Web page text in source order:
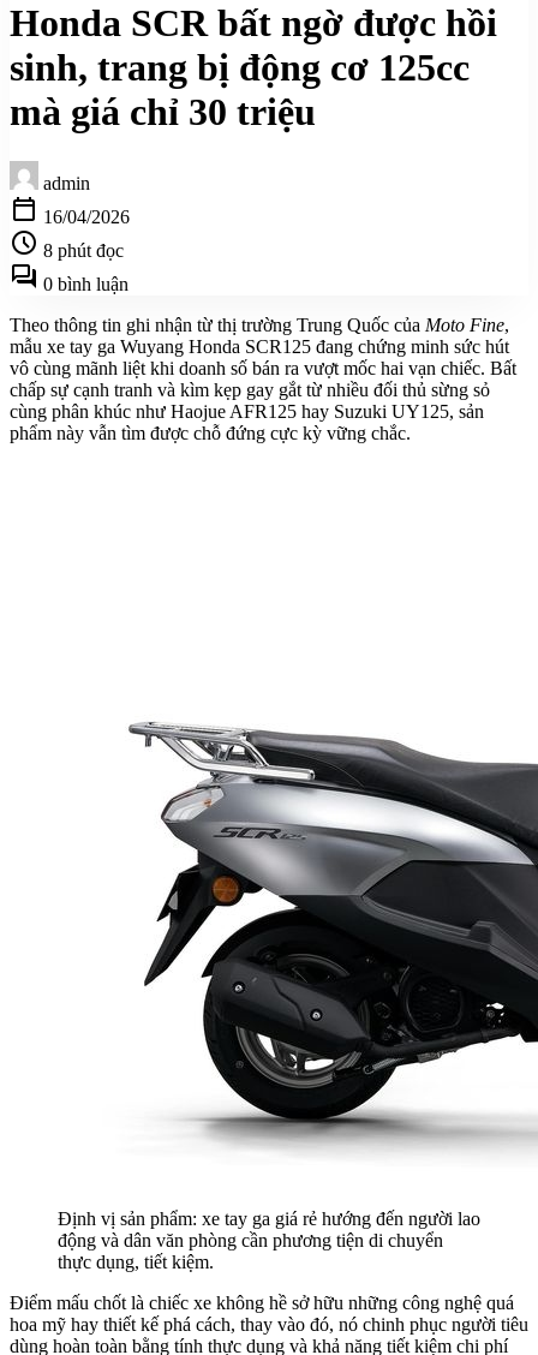
Honda SCR bất ngờ được hồi
sinh, trang bị động cơ 125cc
mà giá chỉ 30 triệu
admin
calendar_today 16/04/2026
schedule 8 phút đọc
forum 0 bình luận
Theo thông tin ghi nhận từ thị trường Trung Quốc của Moto Fine,
mẫu xe tay ga Wuyang Honda SCR125 đang chứng minh sức hút
vô cùng mãnh liệt khi doanh số bán ra vượt mốc hai vạn chiếc. Bất
chấp sự cạnh tranh và kìm kẹp gay gắt từ nhiều đối thủ sừng sỏ
cùng phân khúc như Haojue AFR125 hay Suzuki UY125, sản
phẩm này vẫn tìm được chỗ đứng cực kỳ vững chắc.
Định vị sản phẩm: xe tay ga giá rẻ hướng đến người lao
động và dân văn phòng cần phương tiện di chuyển
thực dụng, tiết kiệm.
Điểm mấu chốt là chiếc xe không hề sở hữu những công nghệ quá
hoa mỹ hay thiết kế phá cách, thay vào đó, nó chinh phục người tiêu
dùng hoàn toàn bằng tính thực dụng và khả năng tiết kiệm chi phí